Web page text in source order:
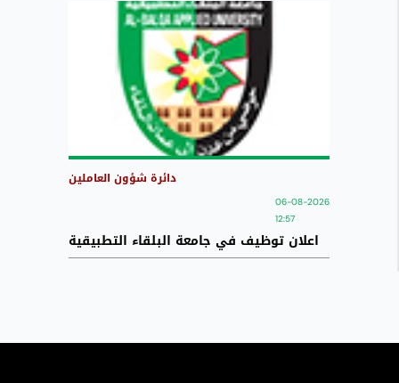
دائرة شؤون العاملين
06-08-2026
12:57
اعلان توظيف في جامعة البلقاء التطبيقية